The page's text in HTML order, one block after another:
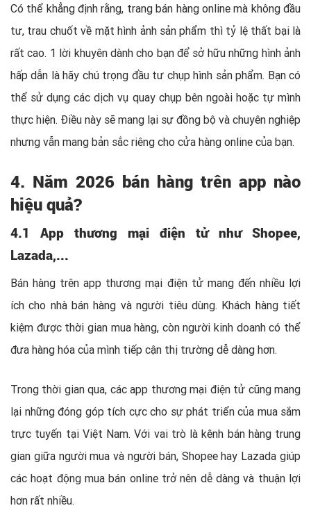
Có thể khẳng định rằng, trang bán hàng online mà không đầu
tư, trau chuốt về mặt hình ảnh sản phẩm thì tỷ lệ thất bại là
rất cao. 1 lời khuyên dành cho bạn để sở hữu những hình ảnh
hấp dẫn là hãy chú trọng đầu tư chụp hình sản phẩm. Bạn có
thể sử dụng các dịch vụ quay chụp bên ngoài hoặc tự mình
thực hiện. Điều này sẽ mang lại sự đồng bộ và chuyên nghiệp
nhưng vẫn mang bản sắc riêng cho cửa hàng online của bạn.
4. Năm 2026 bán hàng trên app nào
hiệu quả?
4.1 App thương mại điện tử như Shopee,
Lazada,...
Bán hàng trên app thương mại điện tử mang đến nhiều lợi
ích cho nhà bán hàng và người tiêu dùng. Khách hàng tiết
kiệm được thời gian mua hàng, còn người kinh doanh có thể
đưa hàng hóa của mình tiếp cận thị trường dễ dàng hơn.
Trong thời gian qua, các app thương mại điện tử cũng mang
lại những đóng góp tích cực cho sự phát triển của mua sắm
trực tuyến tại Việt Nam. Với vai trò là kênh bán hàng trung
gian giữa người mua và người bán, Shopee hay Lazada giúp
các hoạt động mua bán online trở nên dễ dàng và thuận lợi
hơn rất nhiều.